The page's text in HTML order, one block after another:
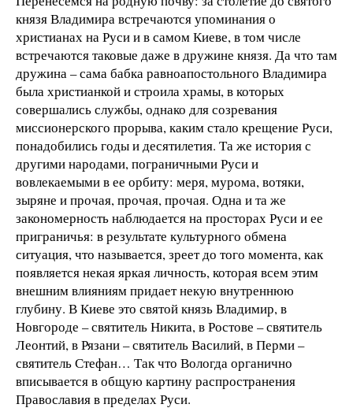
князя Владимира встречаются упоминания о
христианах на Руси и в самом Киеве, в том числе
встречаются таковые даже в дружине князя. Да что там
дружина – сама бабка равноапостольного Владимира
была христианкой и строила храмы, в которых
совершались службы, однако для созревания
миссионерского прорыва, каким стало крещение Руси,
понадобились годы и десятилетия. Та же история с
другими народами, пограничными Руси и
вовлекаемыми в ее орбиту: меря, мурома, вотяки,
зыряне и прочая, прочая, прочая. Одна и та же
закономерность наблюдается на просторах Руси и ее
приграничья: в результате культурного обмена
ситуация, что называется, зреет до того момента, как
появляется некая яркая личность, которая всем этим
внешним влияниям придает некую внутреннюю
глубину. В Киеве это святой князь Владимир, в
Новгороде – святитель Никита, в Ростове – святитель
Леонтий, в Рязани – святитель Василий, в Перми –
святитель Стефан… Так что Вологда органично
вписывается в общую картину распространения
Православия в пределах Руси.